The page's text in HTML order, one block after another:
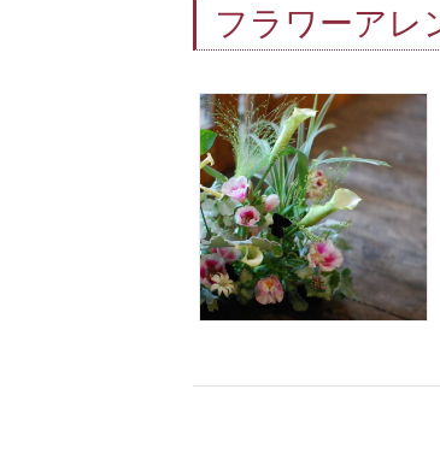
フラワーアレ